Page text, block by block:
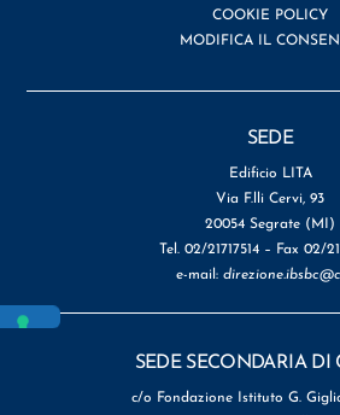
COOKIE POLICY
MODIFICA IL
SEDE
Edificio LITA
Via F.lli Cervi, 93
20054 Segrate (MI)
Tel. 02/21717514 – Fax 02/
e-mail:
SEDE SECONDARIA DI
c/o Fondazione Istituto G.